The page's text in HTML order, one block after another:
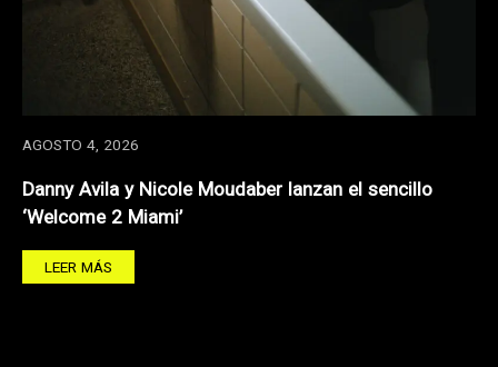
AGOSTO 4, 2026
Danny Avila y Nicole Moudaber lanzan el sencillo
‘Welcome 2 Miami’
LEER MÁS